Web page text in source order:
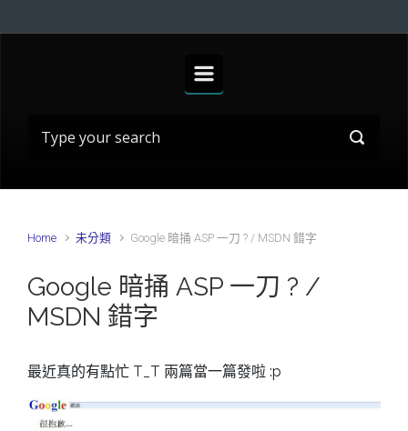
Home 未分類 Google 暗捅 ASP 一刀 ? / MSDN 錯字
Google 暗捅 ASP 一刀 ? /
MSDN 錯字
最近真的有點忙 T_T 兩篇當一篇發啦 :p